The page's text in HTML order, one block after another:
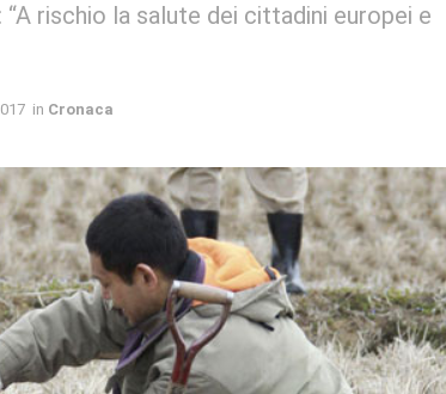
rischio la salute dei cittadini europei e
in Cronaca